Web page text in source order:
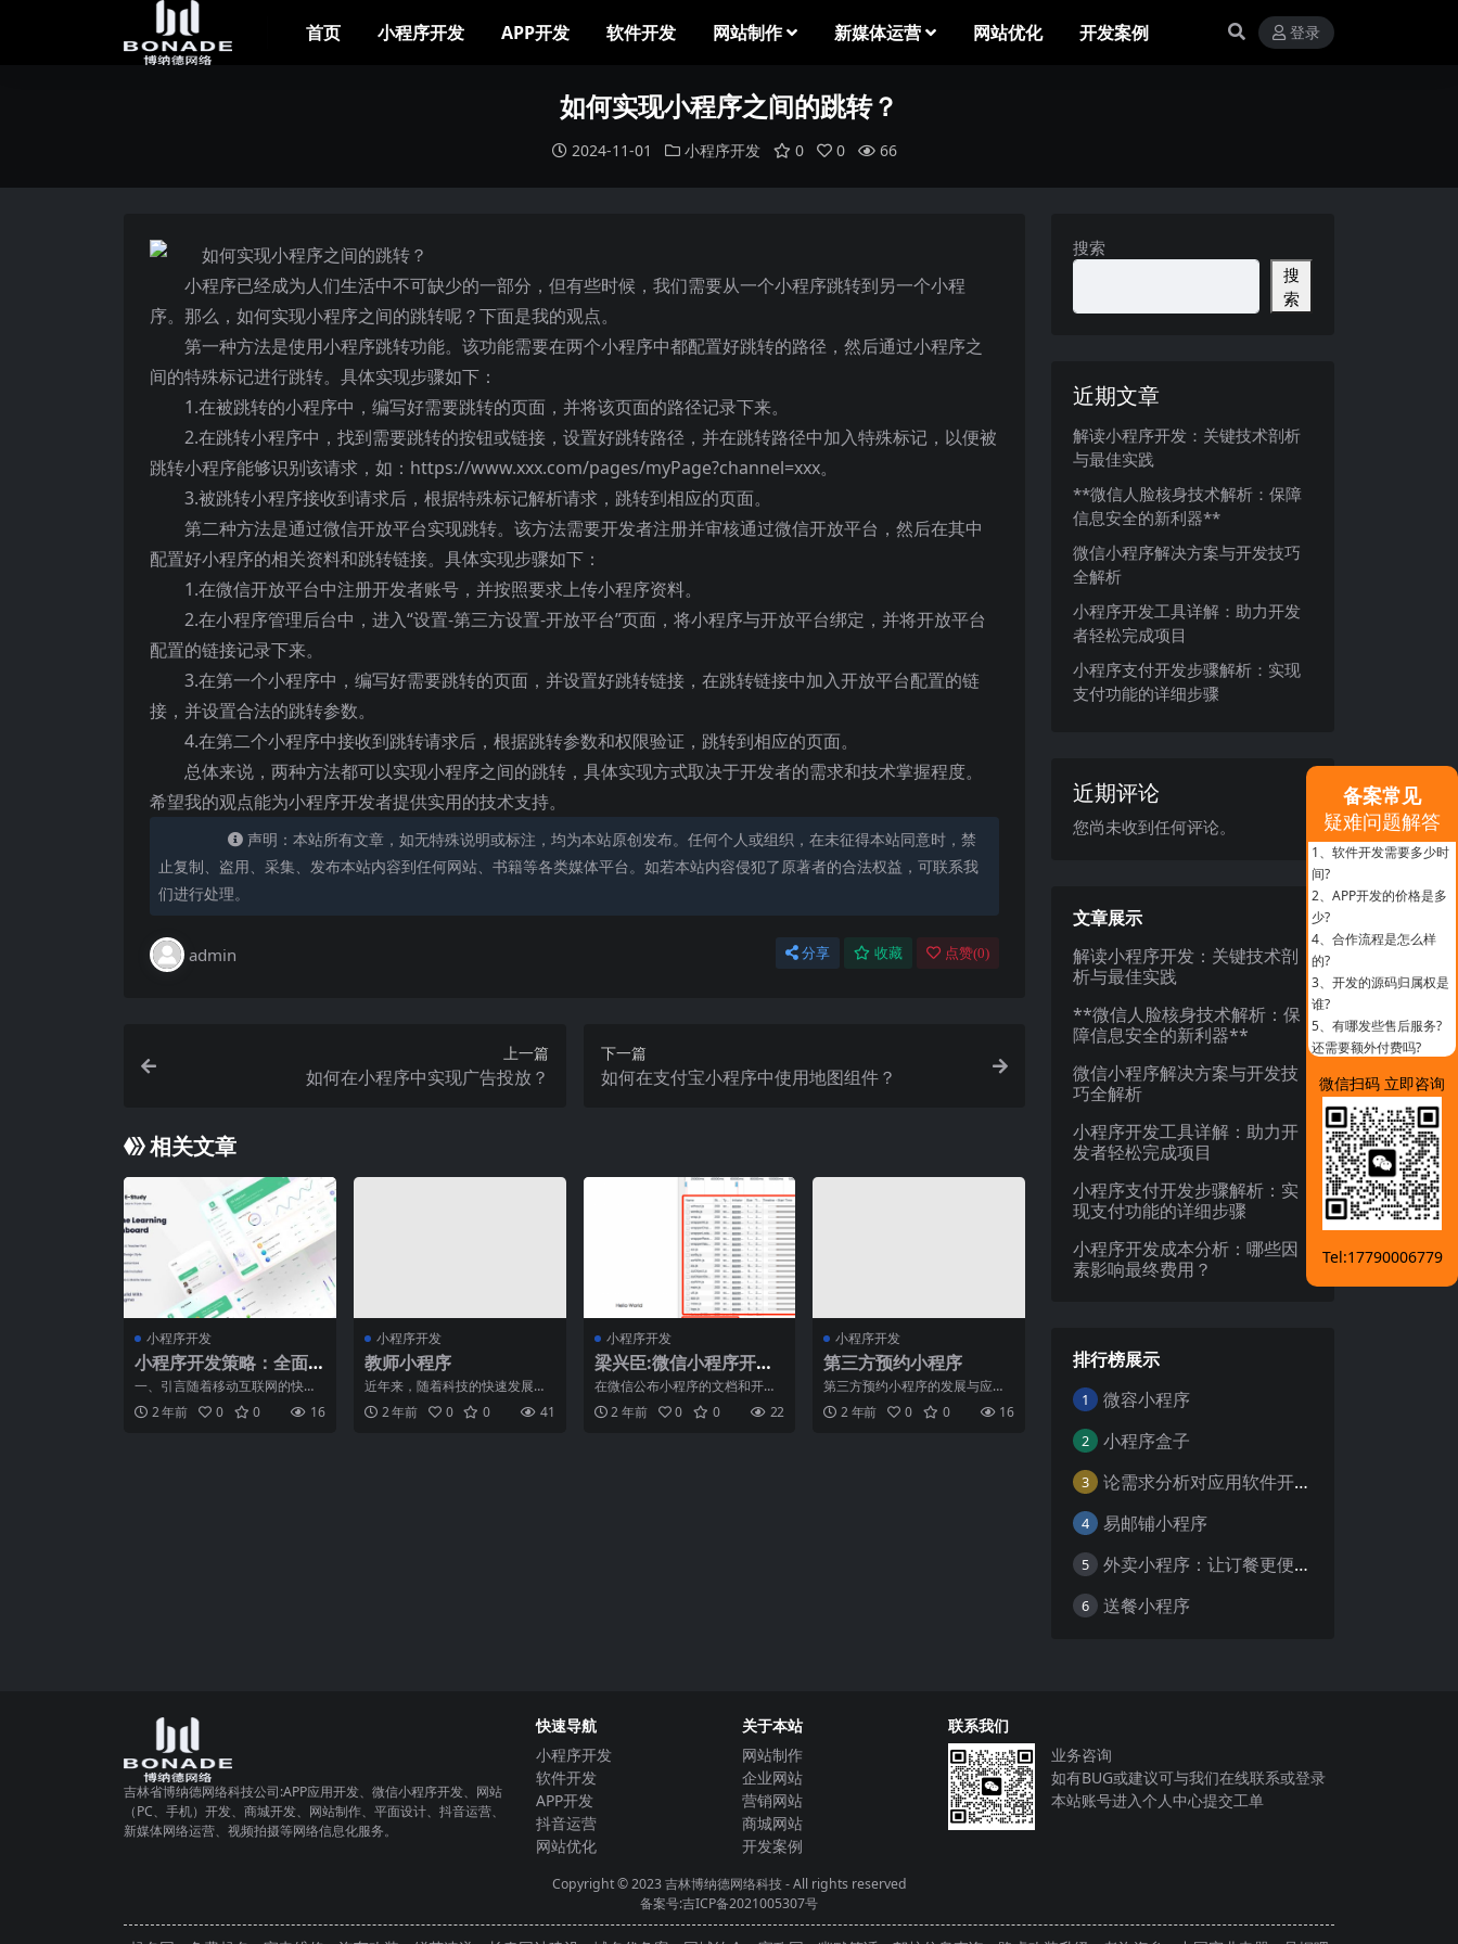
首页 小程序开发 APP开发 软件开发 网站制作 新媒体运营 网站优化 开发案例 登录
如何实现小程序之间的跳转？
2024-11-01 小程序开发 0 0 66
小程序已经成为人们生活中不可缺少的一部分，但有些时候，我们需要从一个小程序跳转到另一个小程
序。那么，如何实现小程序之间的跳转呢？下面是我的观点。
第一种方法是使用小程序跳转功能。该功能需要在两个小程序中都配置好跳转的路径，然后通过小程序之
间的特殊标记进行跳转。具体实现步骤如下：
1.在被跳转的小程序中，编写好需要跳转的页面，并将该页面的路径记录下来。
2.在跳转小程序中，找到需要跳转的按钮或链接，设置好跳转路径，并在跳转路径中加入特殊标记，以便被
跳转小程序能够识别该请求，如：https://www.xxx.com/pages/myPage?channel=xxx。
3.被跳转小程序接收到请求后，根据特殊标记解析请求，跳转到相应的页面。
第二种方法是通过微信开放平台实现跳转。该方法需要开发者注册并审核通过微信开放平台，然后在其中
配置好小程序的相关资料和跳转链接。具体实现步骤如下：
1.在微信开放平台中注册开发者账号，并按照要求上传小程序资料。
2.在小程序管理后台中，进入“设置-第三方设置-开放平台”页面，将小程序与开放平台绑定，并将开放平台
配置的链接记录下来。
3.在第一个小程序中，编写好需要跳转的页面，并设置好跳转链接，在跳转链接中加入开放平台配置的链
接，并设置合法的跳转参数。
4.在第二个小程序中接收到跳转请求后，根据跳转参数和权限验证，跳转到相应的页面。
总体来说，两种方法都可以实现小程序之间的跳转，具体实现方式取决于开发者的需求和技术掌握程度。
希望我的观点能为小程序开发者提供实用的技术支持。
声明：本站所有文章，如无特殊说明或标注，均为本站原创发布。任何个人或组织，在未征得本站同意时，禁
止复制、盗用、采集、发布本站内容到任何网站、书籍等各类媒体平台。如若本站内容侵犯了原著者的合法权益，可联系我
们进行处理。
admin 分享 收藏 点赞(0)
上一篇
如何在小程序中实现广告投放？
下一篇
如何在支付宝小程序中使用地图组件？
相关文章
小程序开发
小程序开发策略：全面
解决方略与实践案例
一、引言随着移动互联网的快速
发展，小程序作为一种新型的应
用形态，已经成为了众多企
2 年前 0 0 16
小程序开发
教师小程序
近年来，随着科技的快速发展和
智能手机的普及，移动应用程序
成为了人们生活中无法或缺
2 年前 0 0 41
小程序开发
梁兴臣:微信小程序开发
三宗罪和解决方案
在微信公布小程序的文档和开发
工具后，脉冲软件在第一时间进
行了学习和体验，我们发现
2 年前 0 0 22
小程序开发
第三方预约小程序
第三方预约小程序的发展与应用
探析近年来，随着移动互联网的
迅猛发展，预约服务已成为
2 年前 0 0 16
搜索
搜
索
近期文章
解读小程序开发：关键技术剖析
与最佳实践
**微信人脸核身技术解析：保障
信息安全的新利器**
微信小程序解决方案与开发技巧
全解析
小程序开发工具详解：助力开发
者轻松完成项目
小程序支付开发步骤解析：实现
支付功能的详细步骤
近期评论
您尚未收到任何评论。
文章展示
解读小程序开发：关键技术剖
析与最佳实践
**微信人脸核身技术解析：保
障信息安全的新利器**
微信小程序解决方案与开发技
巧全解析
小程序开发工具详解：助力开
发者轻松完成项目
小程序支付开发步骤解析：实
现支付功能的详细步骤
小程序开发成本分析：哪些因
素影响最终费用？
排行榜展示
1 微容小程序
2 小程序盒子
3 论需求分析对应用软件开发的重要性
4 易邮铺小程序
5 外卖小程序：让订餐更便捷，吃货的福音
6 送餐小程序
吉林省博纳德网络科技公司:APP应用开发、微信小程序开发、网站
（PC、手机）开发、商城开发、网站制作、平面设计、抖音运营、
新媒体网络运营、视频拍摄等网络信息化服务。
快速导航
小程序开发
软件开发
APP开发
抖音运营
网站优化
关于本站
网站制作
企业网站
营销网站
商城网站
开发案例
联系我们
业务咨询
如有BUG或建议可与我们在线联系或登录
本站账号进入个人中心提交工单
Copyright © 2023吉林博纳德网络科技- All rights reserved
备案号:吉ICP备2021005307号
备案常见
疑难问题解答
1、 软件开发需要多少时
间?
2、 APP开发的价格是多
少?
4、 合作流程是怎么样
的?
3、 开发的源码归属权是
谁?
5、 有哪发些售后服务?
还需要额外付费吗?
微信扫码 立即咨询
Tel:17790006779